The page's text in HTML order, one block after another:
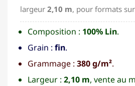
largeur 2,10 m, pour formats
Composition : 100% Lin.
Grain : fin.
Grammage : 380 g/m².
Largeur : 2,10 m, vente au